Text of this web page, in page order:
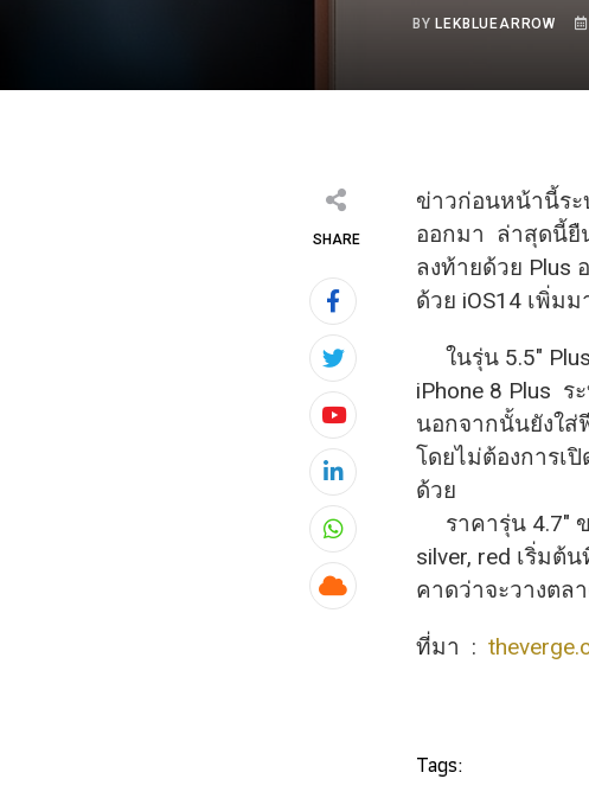
BYLEKBLUEARROW
SHARE
Youtube
LinkedIn
Whatsapp
Cloud
ข่าวก่อนหน้านี้ระ
ออกมา ล่าสุดนี้ยื
ลงท้ายด้วย Plus
ด้วย iOS14 เพิ่ม
ในรุ่น 5.5″
iPhone 8 Plus
นอกจากนั้นยังใส่ฟี
โดยไม่ต้องการเ
ด้วย
ราคารุ่น 4.7″
silver, red เริ่มต้
คาดว่าจะวางตล
ที่มา :
Tags: